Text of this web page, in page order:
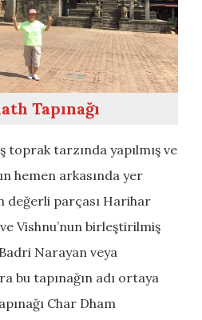
Tapınağı
toprak tarzında yapılmış ve
hemen arkasında yer
değerli parçası Harihar
Vishnu’nun birleştirilmiş
Narayan veya
bu tapınağın adı ortaya
Char Dham